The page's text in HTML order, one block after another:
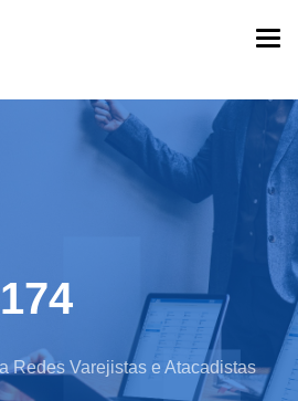
Redes Varejistas e Atacadistas